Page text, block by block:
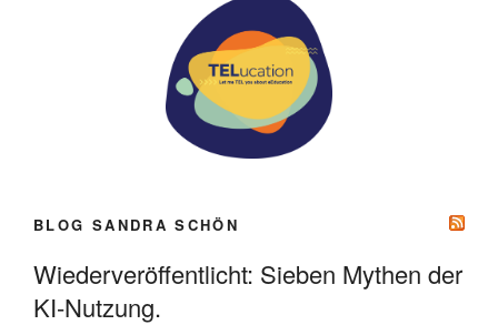
BLOG SANDRA SCHÖN
Wiederveröffentlicht: Sieben Mythen der
KI-Nutzung.